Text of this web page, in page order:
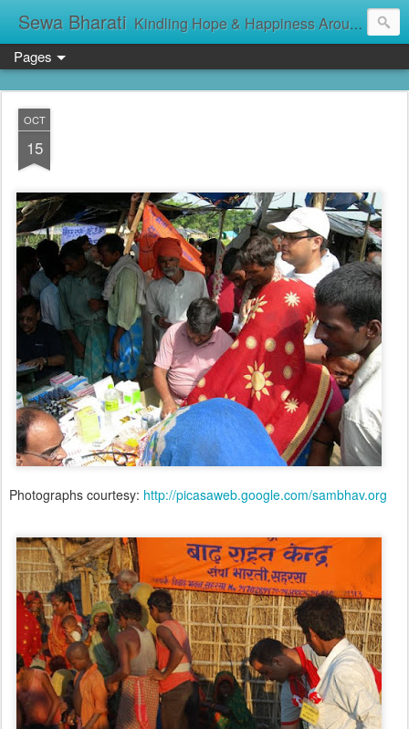
Sewa Bharati Kindling Hope & Happiness Around सेवा भारती சேவாபாரதி సేవా భారతి സേവാഭാരതി સેવા ભારતી সেবা ভাঁরাটি
Pages
OCT
15
Photographs courtesy: http://picasaweb.google.com/sambhav.org